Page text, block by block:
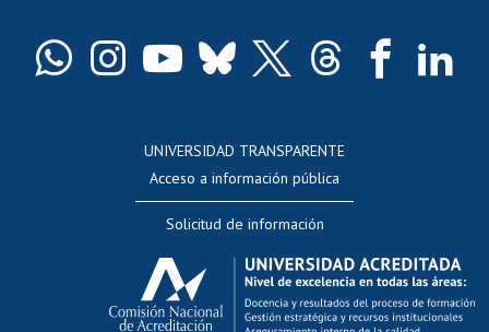
Docentes
Evaluación docente
Calificación académica
Postulación al AUCAI
UNIVERSIDAD TRANSPARENTE
Acceso a información pública
Solicitud de información